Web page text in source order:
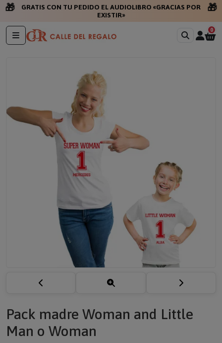
🎁
GRATIS CON TU PEDIDO EL AUDIOLIBRO «GRACIAS POR
EXISTIR»
🎁
0
Pack madre Woman and Little
Man o Woman